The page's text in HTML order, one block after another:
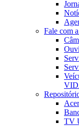
Fale com
TV